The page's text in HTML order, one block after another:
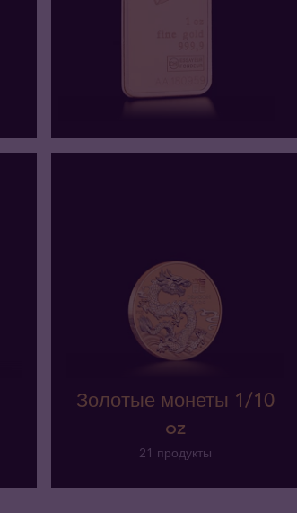
Золотые монеты 1/10
oz
21 продукты